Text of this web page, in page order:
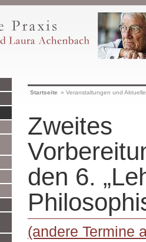
Startseite » Veranstaltungen und
Zweites
den 6.
(andere Termine